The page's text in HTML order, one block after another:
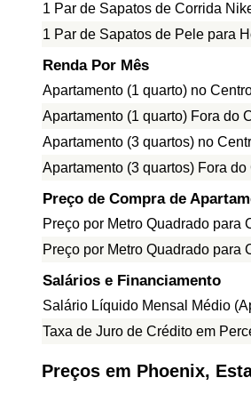
1 Par de Sapatos de Corrida
1 Par de Sapatos de Pele para
Renda Por Mês
Apartamento (1 quarto) no
Apartamento (1 quarto) Fora do
Apartamento (3 quartos) no
Apartamento (3 quartos) Fora do
Preço de Compra de
Preço por Metro Quadrado para
Preço por Metro Quadrado para
Salários e Financiamento
Salário Líquido Mensal Médio
Taxa de Juro de Crédito em
Preços em Phoenix,